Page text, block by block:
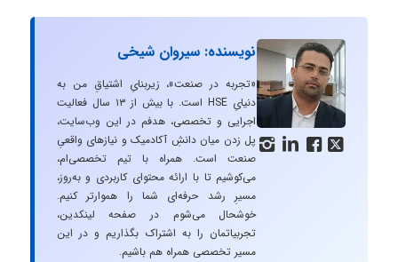
   
نویسنده: سیروان شیخی
«تجربه در صنعت»، زیربنایِ اشتیاقِ من به
دنیایِ HSE است. با بیش از ۱۳ سال فعالیت
اجرایی و تخصصی، هدفم در این وب‌سایت،
پل زدن میان دانشِ آکادمیک و نیازهای واقعیِ
صنعت است. همراه با تیم تخصصی‌ام،
می‌کوشیم تا با ارائه محتوای کاربردی و به‌روز،
مسیرِ رشد حرفه‌ای شما را هموارتر کنیم.
خوشحال می‌شوم در صفحه لینکدین،
تجربیاتمان را به اشتراک بگذاریم و در این
مسیر تخصصی همراه هم باشیم.